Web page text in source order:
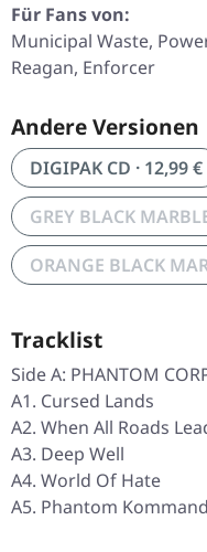
Für Fans von:
Municipal Waste,
Reagan, Enforcer
Andere Versionen
DIGIPAK CD · 12,99 €
GREY BLACK
ORANGE BLACK
Tracklist
Side A: PHANTOM
A1. Cursed Lands
A2. When All Roads
A3. Deep Well
A4. World Of Hate
A5. Phantom